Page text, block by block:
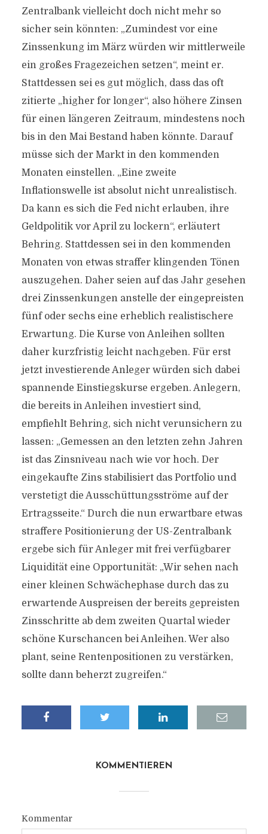
Zentralbank vielleicht doch nicht mehr so
sicher sein könnten: „Zumindest vor eine
Zinssenkung im März würden wir mittlerweile
ein großes Fragezeichen setzen“, meint er.
Stattdessen sei es gut möglich, dass das oft
zitierte „higher for longer“, also höhere Zinsen
für einen längeren Zeitraum, mindestens noch
bis in den Mai Bestand haben könnte. Darauf
müsse sich der Markt in den kommenden
Monaten einstellen. „Eine zweite
Inflationswelle ist absolut nicht unrealistisch.
Da kann es sich die Fed nicht erlauben, ihre
Geldpolitik vor April zu lockern“, erläutert
Behring. Stattdessen sei in den kommenden
Monaten von etwas straffer klingenden Tönen
auszugehen. Daher seien auf das Jahr gesehen
drei Zinssenkungen anstelle der eingepreisten
fünf oder sechs eine erheblich realistischere
Erwartung. Die Kurse von Anleihen sollten
daher kurzfristig leicht nachgeben. Für erst
jetzt investierende Anleger würden sich dabei
spannende Einstiegskurse ergeben. Anlegern,
die bereits in Anleihen investiert sind,
empfiehlt Behring, sich nicht verunsichern zu
lassen: „Gemessen an den letzten zehn Jahren
ist das Zinsniveau nach wie vor hoch. Der
eingekaufte Zins stabilisiert das Portfolio und
verstetigt die Ausschüttungsströme auf der
Ertragsseite.“ Durch die nun erwartbare etwas
straffere Positionierung der US-Zentralbank
ergebe sich für Anleger mit frei verfügbarer
Liquidität eine Opportunität: „Wir sehen nach
einer kleinen Schwächephase durch das zu
erwartende Auspreisen der bereits gepreisten
Zinsschritte ab dem zweiten Quartal wieder
schöne Kurschancen bei Anleihen. Wer also
plant, seine Rentenpositionen zu verstärken,
sollte dann beherzt zugreifen.“
KOMMENTIEREN
Kommentar